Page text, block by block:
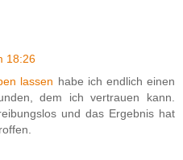
18:26
lassen habe ich endlich einen
dem ich vertrauen kann.
und das Ergebnis hat